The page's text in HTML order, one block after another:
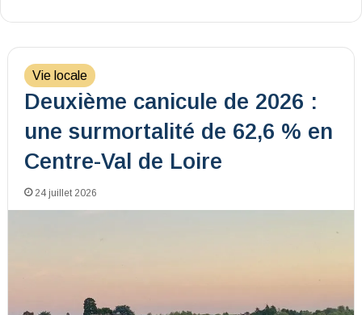
Vie locale
Deuxième canicule de 2026 :
une surmortalité de 62,6 % en
Centre-Val de Loire
24 juillet 2026